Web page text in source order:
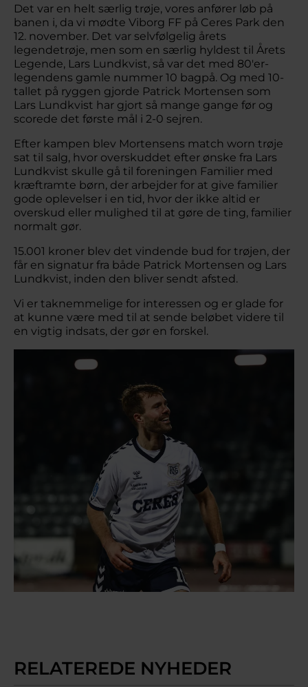
Det var en helt særlig trøje, vores anfører løb på
banen i, da vi mødte Viborg FF på Ceres Park den
12. november. Det var selvfølgelig årets
legendetrøje, men som en særlig hyldest til Årets
Legende, Lars Lundkvist, så var det med 80'er-
legendens gamle nummer 10 bagpå. Og med 10-
tallet på ryggen gjorde Patrick Mortensen som
Lars Lundkvist har gjort så mange gange før og
scorede det første mål i 2-0 sejren.
Efter kampen blev Mortensens match worn trøje
sat til salg, hvor overskuddet efter ønske fra Lars
Lundkvist skulle gå til foreningen Familier med
kræftramte børn, der arbejder for at give familier
gode oplevelser i en tid, hvor der ikke altid er
overskud eller mulighed til at gøre de ting, familier
normalt gør.
15.001 kroner blev det vindende bud for trøjen, der
får en signatur fra både Patrick Mortensen og Lars
Lundkvist, inden den bliver sendt afsted.
Vi er taknemmelige for interessen og er glade for
at kunne være med til at sende beløbet videre til
en vigtig indsats, der gør en forskel.
RELATEREDE NYHEDER